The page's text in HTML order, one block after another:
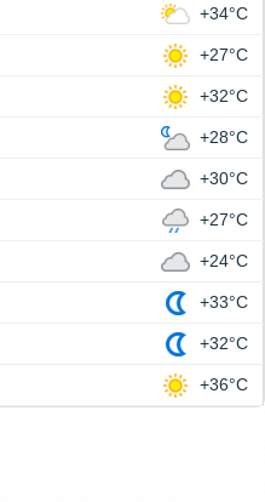
+34°C
+27°C
+32°C
+28°C
+30°C
+27°C
+24°C
+33°C
+32°C
+36°C